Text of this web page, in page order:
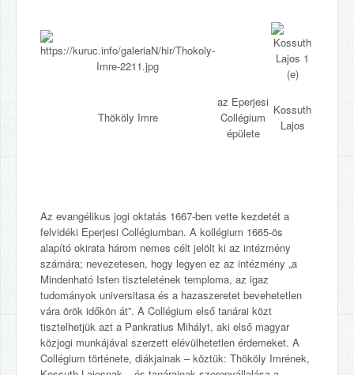
Thököly Imre
az Eperjesi
Collégium
épülete
Kossuth
Lajos
Az evangélikus jogi oktatás 1667-ben vette kezdetét a
felvidéki Eperjesi Collégiumban. A kollégium 1665-ös
alapító okirata három nemes célt jelölt ki az intézmény
számára; nevezetesen, hogy legyen ez az intézmény „a
Mindenható Isten tiszteletének temploma, az igaz
tudományok universitasa és a hazaszeretet bevehetetlen
vára örök időkön át”. A Collégium első tanárai közt
tisztelhetjük azt a Pankratius Mihályt, aki első magyar
közjogi munkájával szerzett elévülhetetlen érdemeket. A
Collégium története, diákjainak – köztük: Thököly Imrének,